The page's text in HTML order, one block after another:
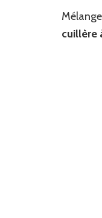
cuillère